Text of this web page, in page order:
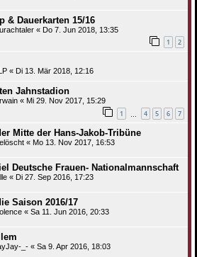
& Dauerkarten 15/16
« Do 7. Jun 2018, 13:35
1 2
« Di 13. Mär 2018, 12:16
Jahnstadion
« Mi 29. Nov 2017, 15:29
1 4 5 6 7
Mitte der Hans-Jakob-Tribüne
« Mo 13. Nov 2017, 16:53
Deutsche Frauen- Nationalmannschaft
« Di 27. Sep 2016, 17:23
Saison 2016/17
« Sa 11. Jun 2016, 20:33
_- « Sa 9. Apr 2016, 18:03